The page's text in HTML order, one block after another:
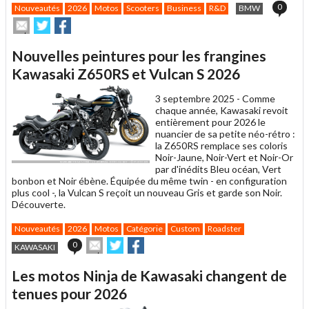
Nouveautés 2026 Motos Scooters Business R&D BMW 0
Envoyer
cet
à
un
ami
Partager
sur
sur
Nouvelles peintures pour les frangines
Kawasaki Z650RS et Vulcan S 2026
3 septembre 2025 - Comme
chaque année, Kawasaki revoit
entièrement pour 2026 le
nuancier de sa petite néo-rétro :
la Z650RS remplace ses coloris
Noir-Jaune, Noir-Vert et Noir-Or
par d'inédits Bleu océan, Vert
bonbon et Noir ébène. Équipée du même twin - en configuration
plus cool -, la Vulcan S reçoit un nouveau Gris et garde son Noir.
Découverte.
Nouveautés 2026 Motos Catégorie Custom
Roadster
KAWASAKI
0
Envoyer
cet
à
un
ami
Partager
sur sur
Les motos Ninja de Kawasaki changent de
tenues pour 2026